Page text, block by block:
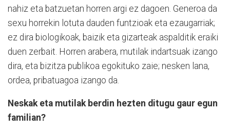
nahiz eta batzuetan horren argi ez dagoen. Generoa da
sexu horrekin lotuta dauden funtzioak eta ezaugarriak;
ez dira biologikoak, baizik eta gizarteak aspalditik eraiki
duen zerbait. Horren arabera, mutilak indartsuak izango
dira, eta bizitza publikoa egokituko zaie; nesken lana,
ordea, pribatuagoa izango da.
Neskak eta mutilak berdin hezten ditugu gaur egun
familian?